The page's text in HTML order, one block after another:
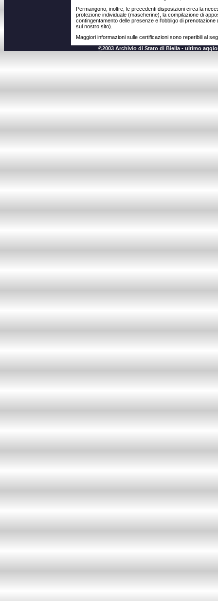
Permangono, inoltre, le precedenti disposizioni circa la
protezione individuale (mascherine), la compilazione di
contingentamento delle presenze e l'obbligo di
sul nostro sito).
Maggiori informazioni sulle certificazioni sono reperibili al
©2003 Archivio di Stato di Biella - ultimo